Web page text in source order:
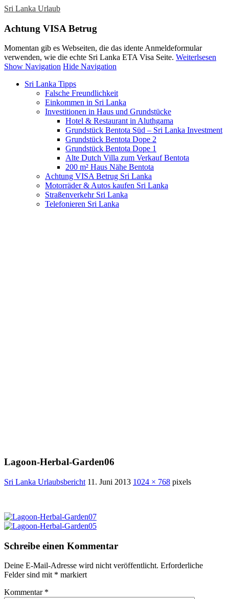
Sri Lanka Urlaub
Achtung VISA Betrug
Momentan gib es Webseiten, die das idente Anmeldeformular
verwenden, wie die echte Sri Lanka ETA Visa Seite. Weiterlsesen
Show Navigation Hide Navigation
Sri Lanka Tipps
Falsche Freundlichkeit
Einkommen in Sri Lanka
Investitionen in Haus und Grundstücke
Hotel & Restaurant in Aluthgama
Grundstück Bentota Süd – Sri Lanka Investment
Grundstück Bentota Dope 2
Grundstück Bentota Dope 1
Alte Dutch Villa zum Verkauf Bentota
200 m² Haus Nähe Bentota
Achtung VISA Betrug Sri Lanka
Motorräder & Autos kaufen Sri Lanka
Straßenverkehr Sri Lanka
Telefonieren Sri Lanka
Lagoon-Herbal-Garden06
Sri Lanka Urlaubsbericht 11. Juni 2013 1024 × 768 pixels
Schreibe einen Kommentar
Deine E-Mail-Adresse wird nicht veröffentlicht. Erforderliche
Felder sind mit * markiert
Kommentar *